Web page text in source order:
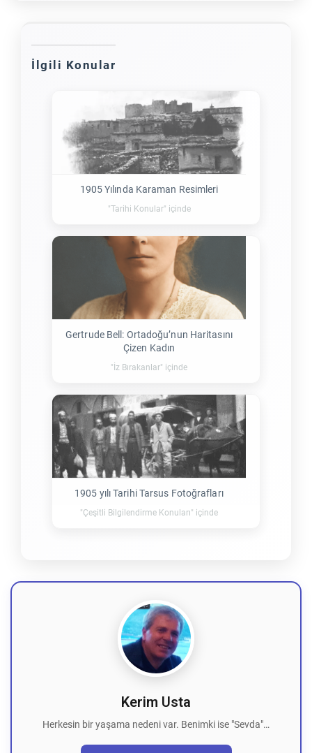
İlgili Konular
1905 Yılında Karaman Resimleri
"Tarihi Konular" içinde
Gertrude Bell: Ortadoğu’nun Haritasını
Çizen Kadın
"İz Bırakanlar" içinde
1905 yılı Tarihi Tarsus Fotoğrafları
"Çeşitli Bilgilendirme Konuları" içinde
Kerim Usta
Herkesin bir yaşama nedeni var. Benimki ise "Sevda"…